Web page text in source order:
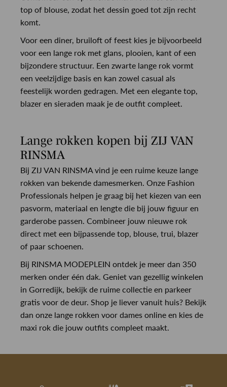
top of blouse, zodat het dessin goed tot zijn recht
komt.
Voor een diner, bruiloft of feest kies je bijvoorbeeld
voor een lange rok met glans, plooien, kant of een
bijzondere structuur. Een zwarte lange rok vormt
een veelzijdige basis en kan zowel casual als
feestelijk worden gedragen. Met een elegante top,
blazer en sieraden maak je de outfit compleet.
Lange rokken kopen bij ZIJ VAN
RINSMA
Bij ZIJ VAN RINSMA vind je een ruime keuze lange
rokken van bekende damesmerken. Onze Fashion
Professionals helpen je graag bij het kiezen van een
pasvorm, materiaal en lengte die bij jouw figuur en
garderobe passen. Combineer jouw nieuwe rok
direct met een bijpassende top, blouse, trui, blazer
of paar schoenen.
Bij RINSMA MODEPLEIN ontdek je meer dan 350
merken onder één dak. Geniet van gezellig winkelen
in Gorredijk, bekijk de ruime collectie en parkeer
gratis voor de deur. Shop je liever vanuit huis? Bekijk
dan onze lange rokken voor dames online en kies de
maxi rok die jouw outfits compleet maakt.